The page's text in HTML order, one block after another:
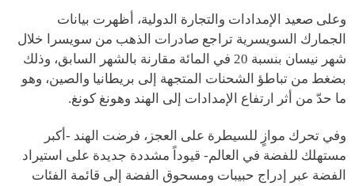
وعلى صعيد الإمدادات والتجارة الدولية، أظهرت بيانات
الجمارك السويسرية تراجع صادرات الذهب من سويسرا خلال
شهر نيسان بنسبة 20 في المائة مقارنة بالشهر السابق، وذلك
بضغط من تباطؤ الشحنات المتجهة إلى بريطانيا والصين، وهو
ما حدّ من أثر ارتفاع الإمدادات إلى الهند وهونغ كونغ.
وفي تحرك موازٍ للسيطرة على العجز، فرضت الهند -أكبر
مستهلك للفضة في العالم- قيوداً مشددة جديدة على استيراد
الفضة عبر إدراج حبيبات ومسحوق الفضة إلى قائمة الفئات